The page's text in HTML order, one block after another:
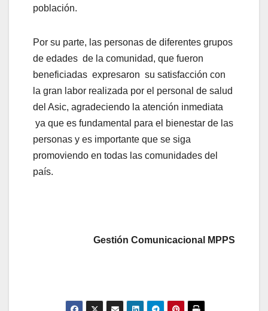
población.
Por su parte, las personas de diferentes grupos
de edades de la comunidad, que fueron
beneficiadas expresaron su satisfacción con
la gran labor realizada por el personal de salud
del Asic, agradeciendo la atención inmediata
ya que es fundamental para el bienestar de las
personas y es importante que se siga
promoviendo en todas las comunidades del
país.
Gestión Comunicacional MPPS